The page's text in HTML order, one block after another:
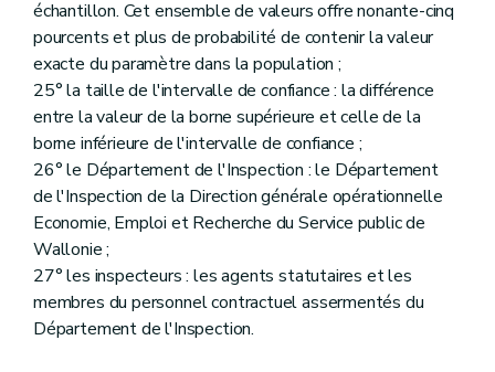
échantillon. Cet ensemble de valeurs offre nonante-cinq
pourcents et plus de probabilité de contenir la valeur
exacte du paramètre dans la population ;
25° la taille de l'intervalle de confiance : la différence
entre la valeur de la borne supérieure et celle de la
borne inférieure de l'intervalle de confiance ;
26° le Département de l'Inspection : le Département
de l'Inspection de la Direction générale opérationnelle
Economie, Emploi et Recherche du Service public de
Wallonie ;
27° les inspecteurs : les agents statutaires et les
membres du personnel contractuel assermentés du
Département de l'Inspection.